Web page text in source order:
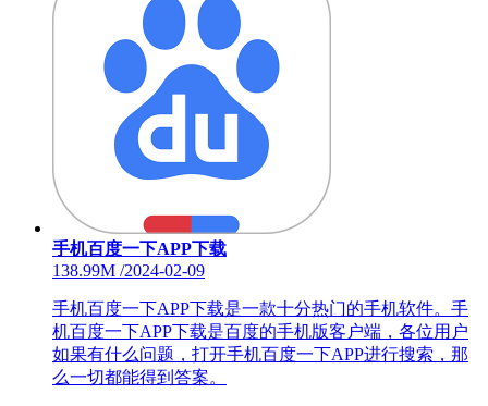
手机百度一下APP下载
138.99M /2024-02-09
手机百度一下APP下载是一款十分热门的手机软件。手
机百度一下APP下载是百度的手机版客户端，各位用户
如果有什么问题，打开手机百度一下APP进行搜索，那
么一切都能得到答案。